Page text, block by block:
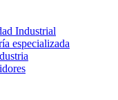
Industrial
especializada